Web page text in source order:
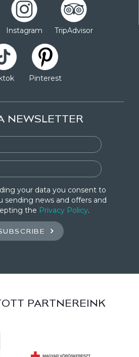
Instagram TripAdvisor
Pinterest
NEWSLETTER
your data you consent to
sending news and offers and
the Privacy Policy.
PARTNEREINK